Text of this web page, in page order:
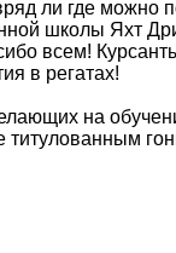
ли где можно
школы Яхт
всем!
в регатах!
на
титулованным